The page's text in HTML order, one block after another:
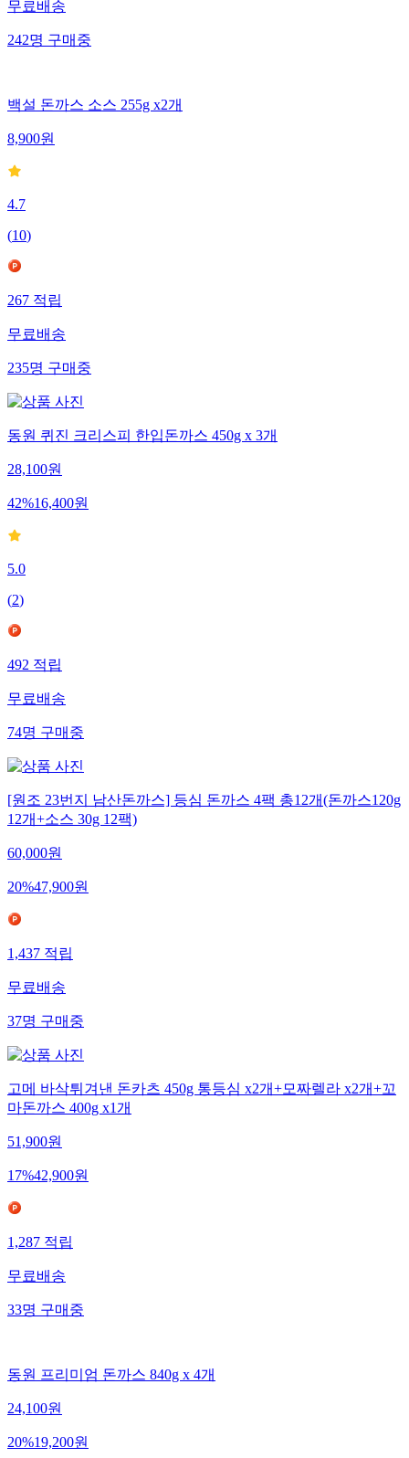
무료배송
242명구매중
백설 돈까스 소스 255g x2개
8,900원
4.7
(10)
267적립
무료배송
235명구매중
동원 퀴진 크리스피 한입돈까스 450g x 3개
28,100원
42%16,400원
5.0
(2)
492적립
무료배송
74명구매중
[원조 23번지 남산돈까스] 등심 돈까스 4팩 총12개(돈까스120g
12개+소스 30g 12팩)
60,000원
20%47,900원
1,437적립
무료배송
37명구매중
고메 바삭튀겨낸 돈카츠 450g 통등심 x2개+모짜렐라 x2개+꼬
마돈까스 400g x1개
51,900원
17%42,900원
1,287적립
무료배송
33명구매중
동원 프리미엄 돈까스 840g x 4개
24,100원
20%19,200원